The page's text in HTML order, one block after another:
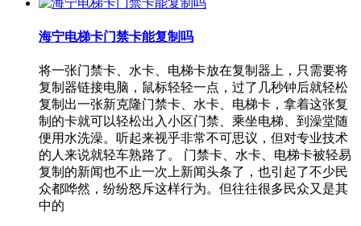
海宁电梯卡门禁卡能复制吗
将一张门禁卡、水卡、电梯卡放在复制器上，只需要将
复制器链接电脑，鼠标轻轻一点，过了几秒钟后就轻松
复制出一张新克隆门禁卡、水卡、电梯卡，拿着这张复
制的卡就可以轻松出入小区门禁、乘坐电梯、到澡堂随
便用水洗澡。听起来视乎非常不可思议，但对专业技术
的人来说就轻车熟路了。 门禁卡、水卡、电梯卡被轻易
复制的新闻也不止一次上新闻头条了，也引起了不少民
众都哗然，纷纷怒斥这样行为。但往往很多民众又是其
中的